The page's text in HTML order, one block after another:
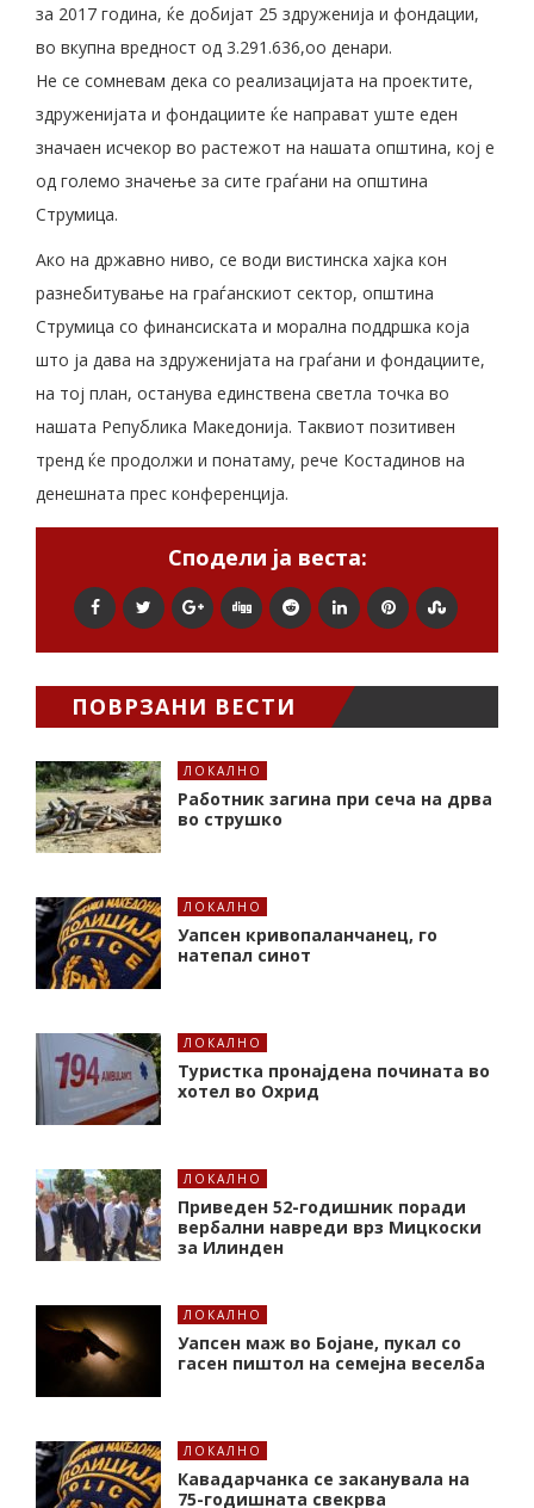
за 2017 година, ќе добијат 25 здруженија и фондации,
во вкупна вредност од 3.291.636,оо денари.
Не се сомневам дека со реализацијата на проектите,
здруженијата и фондациите ќе направат уште еден
значаен исчекор во растежот на нашата општина, кој е
од големо значење за сите граѓани на општина
Струмица.
Ако на државно ниво, се води вистинска хајка кон
разнебитување на граѓанскиот сектор, општина
Струмица со финансиската и морална поддршка која
што ја дава на здруженијата на граѓани и фондациите,
на тој план, останува единствена светла точка во
нашата Република Македонија. Таквиот позитивен
тренд ќе продолжи и понатаму, рече Костадинов на
денешната прес конференција.
Сподели ја веста:
ПОВРЗАНИ ВЕСТИ
ЛОКАЛНО
Работник загина при сеча на дрва
во струшко
ЛОКАЛНО
Уапсен кривопаланчанец, го
натепал синот
ЛОКАЛНО
Туристка пронајдена почината во
хотел во Охрид
ЛОКАЛНО
Приведен 52-годишник поради
вербални навреди врз Мицкоски
за Илинден
ЛОКАЛНО
Уапсен маж во Бојане, пукал со
гасен пиштол на семејна веселба
ЛОКАЛНО
Кавадарчанка се заканувала на
75-годишната свекрва